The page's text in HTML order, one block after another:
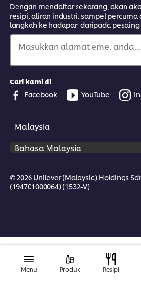
Dengan mendaftar sekarang, akan
resipi, aliran industri, sampel percuma
langkah ke hadapan daripada pesaing
Masukkan alamat emel anda...
Cari kami di
Facebook
YouTube
Malaysia
© 2026 Unilever (Malaysia) Holdings
(194701000064) (1532-V)
Menu Produk Resipi